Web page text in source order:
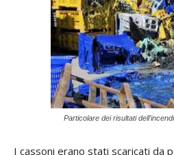
Particolare dei risultati
I cassoni erano stati scaricati da